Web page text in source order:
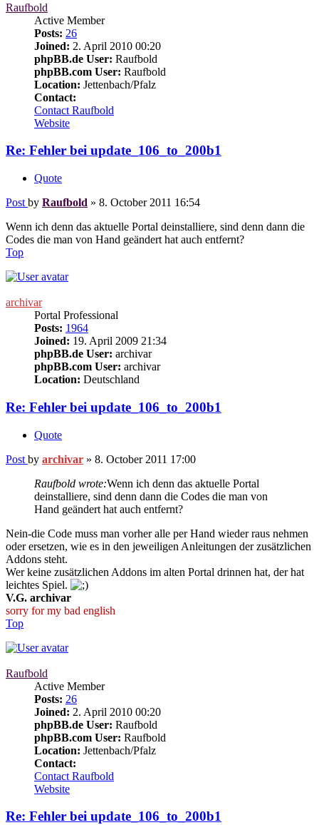
Raufbold
Active Member
Posts: 26
Joined: 2. April 2010 00:20
phpBB.de User: Raufbold
phpBB.com User: Raufbold
Location: Jettenbach/Pfalz
Contact:
Contact Raufbold
Website
Re: Fehler bei update_106_to_200b1
Quote
Post by Raufbold » 8. October 2011 16:54
Wenn ich denn das aktuelle Portal deinstalliere, sind denn dann die
Codes die man von Hand geändert hat auch entfernt?
Top
archivar
Portal Professional
Posts: 1964
Joined: 19. April 2009 21:34
phpBB.de User: archivar
phpBB.com User: archivar
Location: Deutschland
Re: Fehler bei update_106_to_200b1
Quote
Post by archivar » 8. October 2011 17:00
Raufbold wrote:Wenn ich denn das aktuelle Portal
deinstalliere, sind denn dann die Codes die man von
Hand geändert hat auch entfernt?
Nein-die Code muss man vorher alle per Hand wieder raus nehmen
oder ersetzen, wie es in den jeweiligen Anleitungen der zusätzlichen
Addons steht.
Wer keine zusätzlichen Addons im alten Portal drinnen hat, der hat
leichtes Spiel.
V.G. archivar
sorry for my bad english
Top
Raufbold
Active Member
Posts: 26
Joined: 2. April 2010 00:20
phpBB.de User: Raufbold
phpBB.com User: Raufbold
Location: Jettenbach/Pfalz
Contact:
Contact Raufbold
Website
Re: Fehler bei update_106_to_200b1